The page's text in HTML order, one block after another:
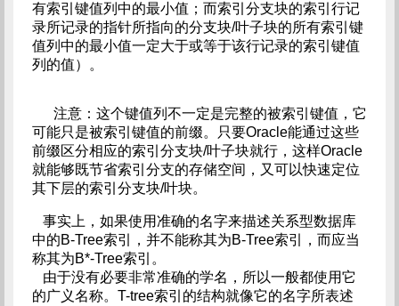
有索引键值列中的最小值；而索引分支块的索引行记
录所记录的指针所指向的分支块/叶子块的所有索引键
值列中的最小值一定大于或等于该行记录的索引键值
列的值）。
注意：这个键值列不一定是完整的被索引键值，它
可能只是被索引键值的前缀。只要Oracle能通过这些
前缀区分相应的索引分支块/叶子块就行，这样Oracle
就能够既节省索引分支的存储空间，又可以快速定位
其下层的索引分支块/叶块。
事实上，如果使用准确的名字来描述关系型数据库
中的B-Tree索引，并不能称其为B-Tree索引，而应当
称其为B*-Tree索引。
由于没有必要非常准确的学名，所以一般都使用它
的广义名称。T-tree索引的结构就像它的名字所表述